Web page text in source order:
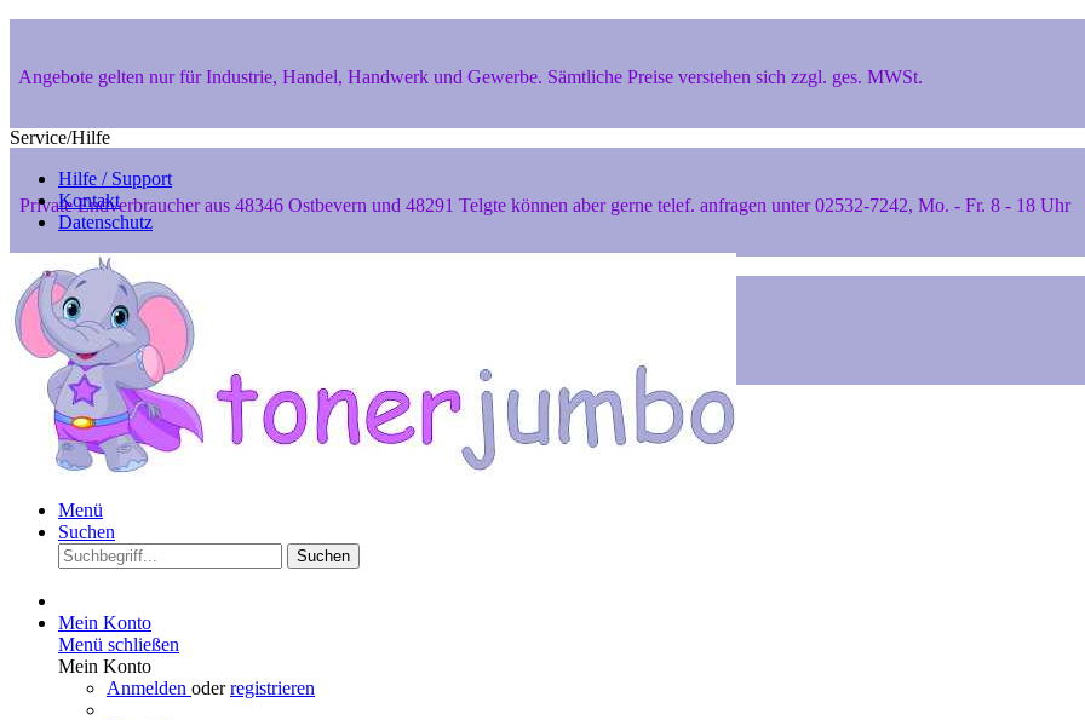
Angebote gelten nur für Industrie, Handel, Handwerk und Gewerbe. Sämtliche Preise verstehen sich zzgl. ges. MWSt.
Private Endverbraucher aus 48346 Ostbevern und 48291 Telgte können aber gerne telef. anfragen unter 02532-7242, Mo. - Fr. 8 - 18 Uhr
Sicher Einkaufen dank SSL-Verschlüsselung
Service/Hilfe
Hilfe / Support
Kontakt
Datenschutz
Menü
Suchen
Suchen
Mein Konto
Menü schließen
Mein Konto
Anmelden oderregistrieren